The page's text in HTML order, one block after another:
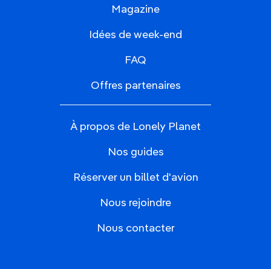
Magazine
Idées de week-end
FAQ
Offres partenaires
À propos de Lonely Planet
Nos guides
Réserver un billet d'avion
Nous rejoindre
Nous contacter